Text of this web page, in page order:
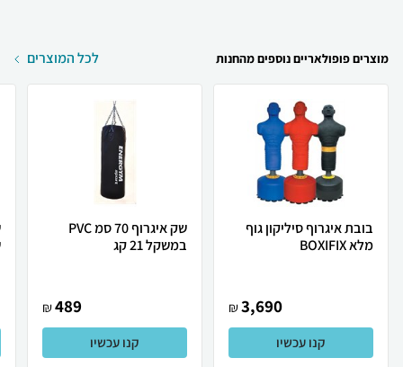
מוצרים פופולאריים נוספים מהחנות לכל המוצרים
בובת איגרוף סיליקון גוף
מלא BOXIFIX
3,690
₪
קנו עכשיו
שק איגרוף 70 סמ PVC
במשקל 21 קג
489
₪
קנו עכשיו